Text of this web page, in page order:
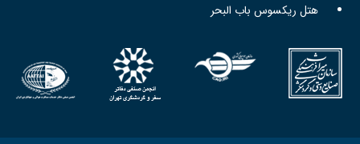
هتل ریکسوس باب البحر